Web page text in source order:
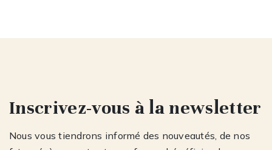
Inscrivez-vous à la newsletter
Nous vous tiendrons informé des nouveautés, de nos